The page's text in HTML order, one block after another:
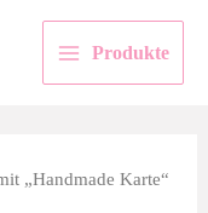
Produkte
„Handmade Karte“